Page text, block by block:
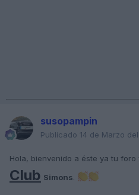
susopampin
Publicado 14 de Marzo
Hola, bienvenido a éste ya tu
Club Simons.